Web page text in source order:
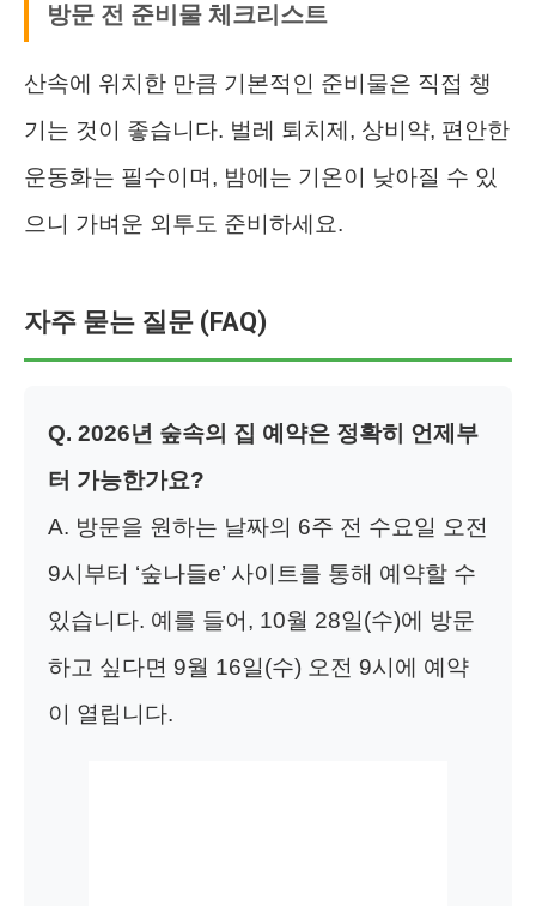
방문 전 준비물 체크리스트
산속에 위치한 만큼 기본적인 준비물은 직접 챙
기는 것이 좋습니다. 벌레 퇴치제, 상비약, 편안한
운동화는 필수이며, 밤에는 기온이 낮아질 수 있
으니 가벼운 외투도 준비하세요.
자주 묻는 질문 (FAQ)
Q. 2026년 숲속의 집 예약은 정확히 언제부
터 가능한가요?
A. 방문을 원하는 날짜의 6주 전 수요일 오전
9시부터 ‘숲나들e’ 사이트를 통해 예약할 수
있습니다. 예를 들어, 10월 28일(수)에 방문
하고 싶다면 9월 16일(수) 오전 9시에 예약
이 열립니다.